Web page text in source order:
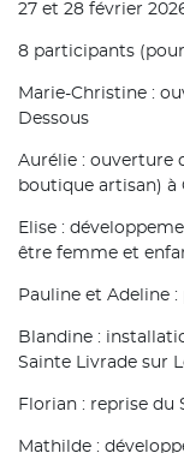
27 et 28 février
8 participants
Marie-Christine :
Dessous
Aurélie : ouverture
boutique artisan) à
Elise :
être femme et
Pauline et Adeline
Blandine :
Sainte Livrade sur
Florian : reprise du
Mathilde :